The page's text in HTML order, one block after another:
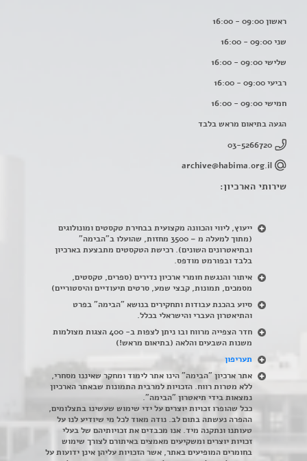
ראשון 09:00 - 16:00
שני 09:00 - 16:00
שלישי 09:00 - 16:00
רביעי 09:00 - 16:00
חמישי 09:00 - 16:00
הגעה בתיאום מראש בלבד
03-5266720
archive@habima.org.il
שירותי הארכיון:
ייעוץ, ליווי והכוונה מקצועית בבחירת טקסטים ומונולוגים
(מתוך למעלה מ – 3500 מחזות, שהועלו ב"הבימה"
ובתיאטרונים השונים). רכישת הטקסטים מתבצעת בארכיון
בלבד ובפורמט מודפס.
איתור והנגשת חומרי ארכיון נדירים (ספרים, טקסטים,
מסמכים, תמונות, קבצי שמע, סרטים תיעודיים והיסטוריים)
סיוע בהכנת עבודות ותחקירים בנושא "הבימה" בפרט
והתיאטרון העברי והישראלי בכלל.
חדר הצפייה מרווח ובו ניתן לצפות ב- 400 הצגות מצולמות
משנות השבעים והלאה (בתיאום מראש!)
תעריפון
אתר ארכיון "הבימה" הינו אתר לימוד ומחקר שאיננו מסחרי,
ללא מטרות רווח. הזכויות למרבית התמונות שבאתר הארכיון
נמצאות בידי תיאטרון "הבימה".
ככל שהופרו זכויות יוצרים על ידי שימוש שעשינו בתצלומים,
ההפרה נעשתה בתום לב. נודה מאוד לכל מי שיודיע לנו על
טעותנו ונתקנה מיד. אנו מכבדים את זכויותיהם של בעלי
זכויות יוצרים ומשקיעים מאמצים באיתורם לצורך שימוש
בחומרים המופיעים באתר, אשר הזכויות עליהן אינן ידועות על